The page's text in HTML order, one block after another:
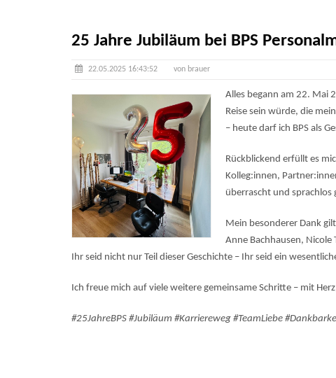
25 Jahre Jubiläum bei BPS
22.05.2025 16:43:52 von brauer
Alles begann am 22. Mai
Reise sein würde, die
– heute darf ich BPS als
Rückblickend erfüllt es
Kolleg:innen,
überrascht und sprachlos
Mein besonderer Dank
Anne Bachhausen, Nicole
Ihr seid nicht nur Teil dieser Geschichte – Ihr seid ein
Ich freue mich auf viele weitere gemeinsame Schritte – mit
#25JahreBPS #Jubiläum #Karriereweg #TeamLiebe